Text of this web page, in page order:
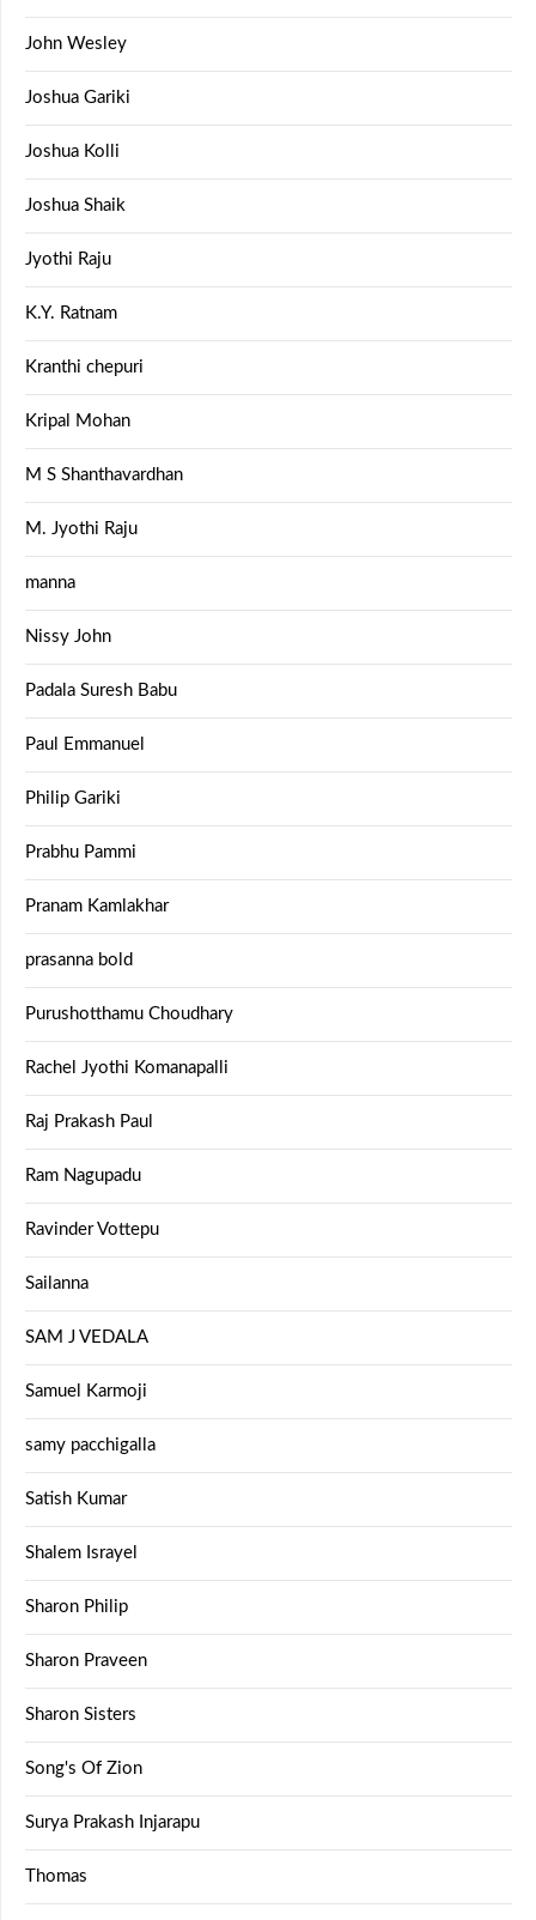
John Wesley
Joshua Gariki
Joshua Kolli
Joshua Shaik
Jyothi Raju
K.Y. Ratnam
Kranthi chepuri
Kripal Mohan
M S Shanthavardhan
M. Jyothi Raju
manna
Nissy John
Padala Suresh Babu
Paul Emmanuel
Philip Gariki
Prabhu Pammi
Pranam Kamlakhar
prasanna bold
Purushotthamu Choudhary
Rachel Jyothi Komanapalli
Raj Prakash Paul
Ram Nagupadu
Ravinder Vottepu
Sailanna
SAM J VEDALA
Samuel Karmoji
samy pacchigalla
Satish Kumar
Shalem Israyel
Sharon Philip
Sharon Praveen
Sharon Sisters
Song's Of Zion
Surya Prakash Injarapu
Thomas